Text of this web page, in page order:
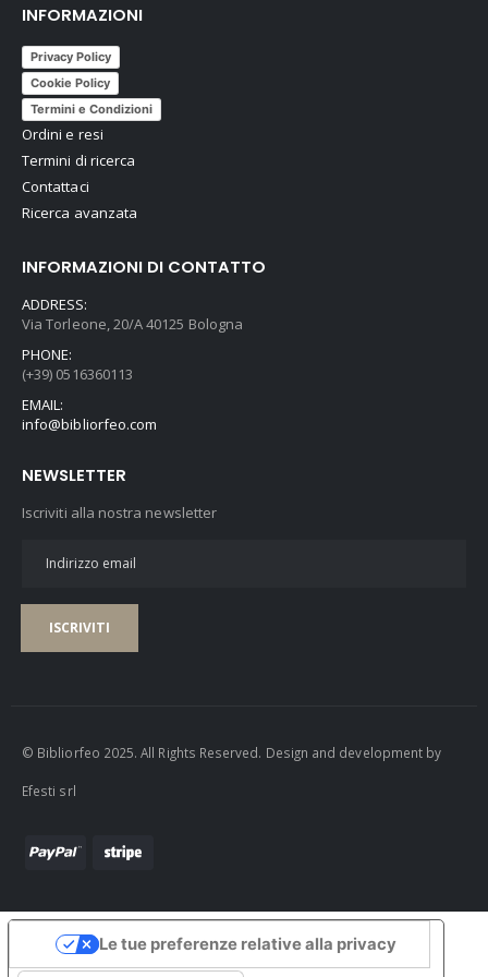
INFORMAZIONI
Privacy Policy
Cookie Policy
Termini e Condizioni
Ordini e resi
Termini di ricerca
Contattaci
Ricerca avanzata
INFORMAZIONI DI CONTATTO
ADDRESS:
Via Torleone, 20/A 40125 Bologna
PHONE:
(+39) 0516360113
EMAIL:
info@bibliorfeo.com
NEWSLETTER
Iscriviti alla nostra newsletter
ISCRIVITI
© Bibliorfeo 2025. All Rights Reserved. Design and development by
Efesti srl
Le tue preferenze relative alla privacy